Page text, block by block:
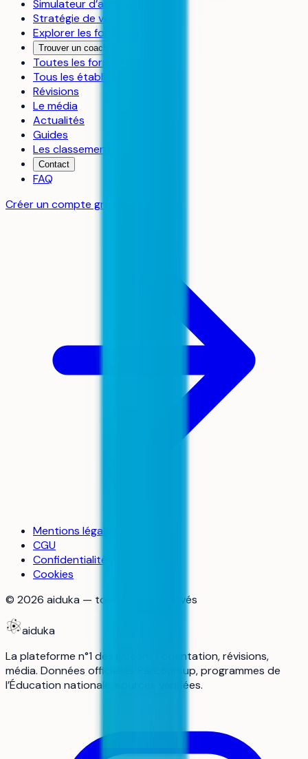
Simulateur d’admission
Stratégie de vœux
Explorer les formations
Trouver un coach
Toutes les formations
Tous les établissements
Révisions
Le média
Actualités
Guides
Les classements
Contact
FAQ
Créer un compte gratuit
Mentions légales
CGU
Confidentialité
Cookies
© 2026 aiduka — tous droits réservés
aiduka
La plateforme n°1 des lycéens : orientation, révisions,
média. Données officielles Parcoursup, programmes de
l’Éducation nationale, sources vérifiées.